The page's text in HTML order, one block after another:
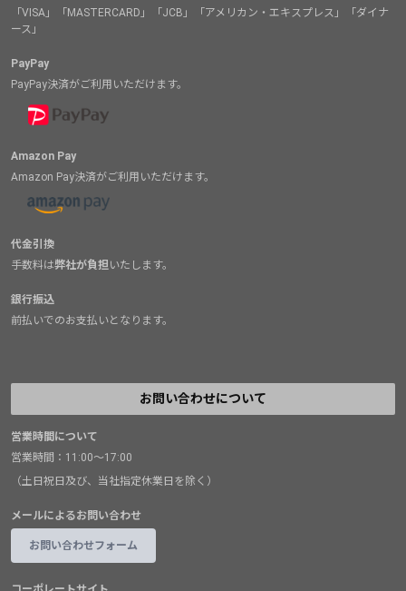
「VISA」「MASTERCARD」「JCB」「アメリカン・エキスプレス」「ダイナ
ース」
PayPay
PayPay決済がご利用いただけます。
Amazon Pay
Amazon Pay決済がご利用いただけます。
代金引換
手数料は弊社が負担 いたします。
銀行振込
前払いでのお支払いとなります。
お問い合わせについて
営業時間について
営業時間：11:00～17:00
（土日祝日及び、当社指定休業日を除く）
メールによるお問い合わせ
お問い合わせフォーム